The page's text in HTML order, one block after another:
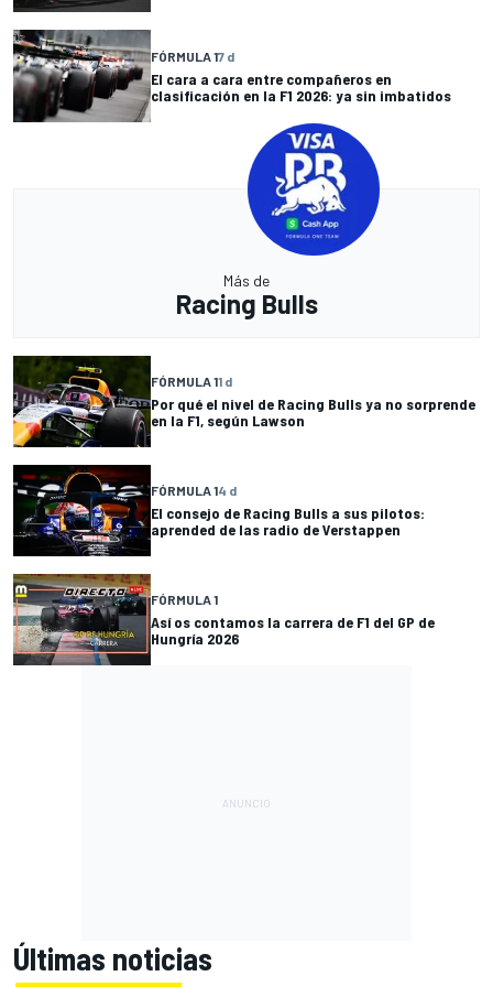
FÓRMULA 17 d
El cara a cara entre compañeros en
clasificación en la F1 2026: ya sin imbatidos
Más de
Racing Bulls
FÓRMULA 11 d
Por qué el nivel de Racing Bulls ya no sorprende
en la F1, según Lawson
FÓRMULA 14 d
El consejo de Racing Bulls a sus pilotos:
aprended de las radio de Verstappen
FÓRMULA 1
Así os contamos la carrera de F1 del GP de
Hungría 2026
Últimas noticias